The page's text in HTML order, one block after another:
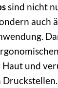
sind nicht
auch
und